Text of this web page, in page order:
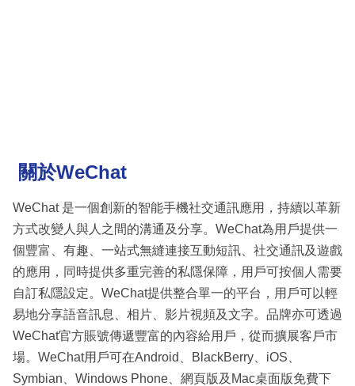
關於WeChat
WeChat 是一個創新的智能手機社交通訊應用，持續以革新
方式改變人與人之間的溝通及分享。WeChat為用戶提供一
個豐富、有趣、一站式無縫連接互動短訊、社交通訊及遊戲
的應用，同時提供多重完善的私隱保障，用戶可按個人需要
自訂私隱設定。WeChat提供整合單一的平台，用戶可以輕
易地分享語音訊息、相片、影片視頻及文字。品牌亦可透過
WeChat官方賬號傳遞豐富的內容給用戶，從而擴展客戶市
場。WeChat用戶可在Android、BlackBerry、iOS、
Symbian、Windows Phone、網頁版及Mac桌面版免費下